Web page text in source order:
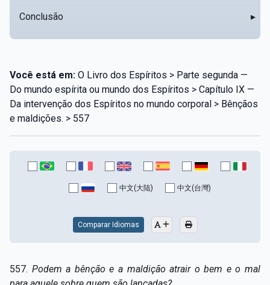
Conclusão ▸
Você está em: O Livro dos Espíritos > Parte segunda —
Do mundo espírita ou mundo dos Espíritos > Capítulo IX —
Da intervenção dos Espíritos no mundo corporal > Bênçãos
e maldições. > 557
中文(大陆) 中文(台灣)
Comparar Idiomas
557. Podem a bênção e a maldição atrair o bem e o mal